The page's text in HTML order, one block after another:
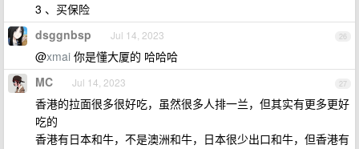
3 、买保险
26
dsggnbsp Jul 14, 2023
@xmai 你是懂大厦的 哈哈哈
27
MC Jul 14, 2023
香港的拉面很多很好吃，虽然很多人排一兰，但其实有更多更好
吃的
香港有日本和牛，不是澳洲和牛，日本很少出口和牛，但香港有